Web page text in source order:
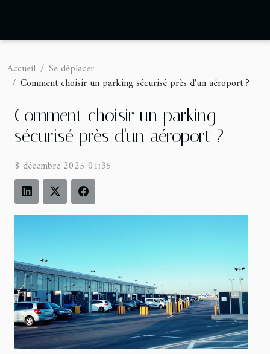
Accueil
Se déplacer
Comment choisir un parking sécurisé près d'un aéroport ?
Comment choisir un parking
sécurisé près d'un aéroport ?
8 décembre 2025 01:35